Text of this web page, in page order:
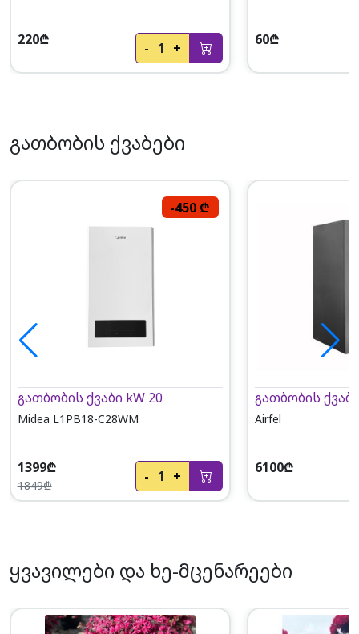
220₾ - 1 + 60₾
გათბობის ქვაბები
-450 ₾
გათბობის ქვაბი kW 20
Midea L1PB18-C28WM
1399₾
1849₾
- 1 +
გათბობის
Airfel
6100₾
ყვავილები და ხე-მცენარეები